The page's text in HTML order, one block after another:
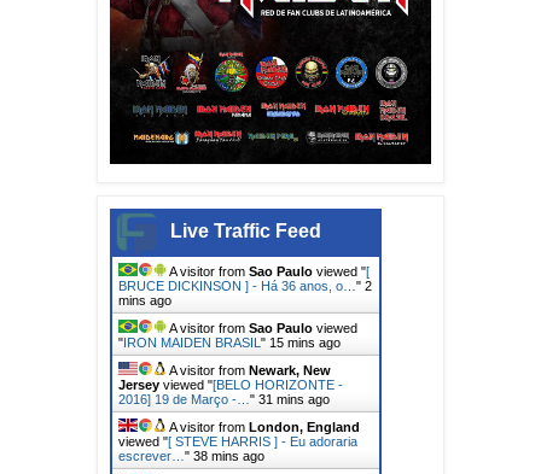
Live Traffic Feed
A visitor from Sao Paulo viewed "[
BRUCE DICKINSON ] - Há 36 anos, o… " 2
mins ago
A visitor from Sao Paulo viewed
"IRON MAIDEN BRASIL " 15 mins ago
A visitor from Newark, New
Jersey viewed "[BELO HORIZONTE -
2016] 19 de Março -… " 31 mins ago
A visitor from London, England
viewed "[ STEVE HARRIS ] - Eu adoraria
escrever… " 38 mins ago